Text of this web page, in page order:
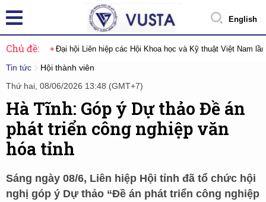
English
Chủ đề: Đại hội Liên hiệp các Hội Khoa học và Kỹ thuật Việt Nam
Tin tức
Hội thành viên
Thứ hai, 08/06/2026 13:48 (GMT+7)
Hà Tĩnh: Góp ý Dự thảo Đề án
phát triển công nghiệp văn
hóa tỉnh
Sáng ngày 08/6, Liên hiệp Hội tỉnh đã tổ chức hội
nghị góp ý Dự thảo “Đề án phát triển công nghiệp